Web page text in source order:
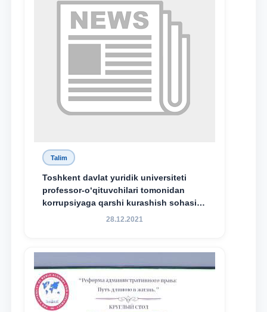
Talim
Toshkent davlat yuridik universiteti
professor-o‘qituvchilari tomonidan
korrupsiyaga qarshi kurashish sohasida
amalga oshirilayotgan islohotlar hamda
maqsadida xorijiy va mahalliy ilmiy
nashrlarda chop etilgan maqolalar
dayjesti
28.12.2021